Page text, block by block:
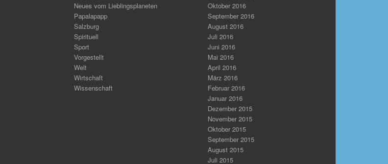
Neues vom Lieblingsplaneten
Papalapapp
Salzburg
Spirituell
Sport
Vorgestellt
Welt
Wirtschaft
Wissenschaft
Oktober 2016
September 2016
August 2016
Juli 2016
Juni 2016
Mai 2016
April 2016
März 2016
Februar 2016
Januar 2016
Dezember 2015
November 2015
Oktober 2015
September 2015
August 2015
Juli 2015